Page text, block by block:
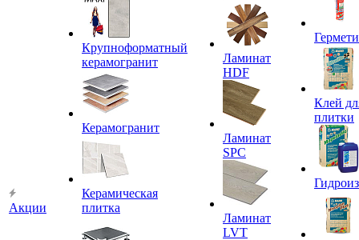
Акции
Крупноформатный
керамогранит
Керамогранит
Керамическая
плитка
Ламинат
HDF
Ламинат
SPC
Ламинат
LVT
Клей
плитки